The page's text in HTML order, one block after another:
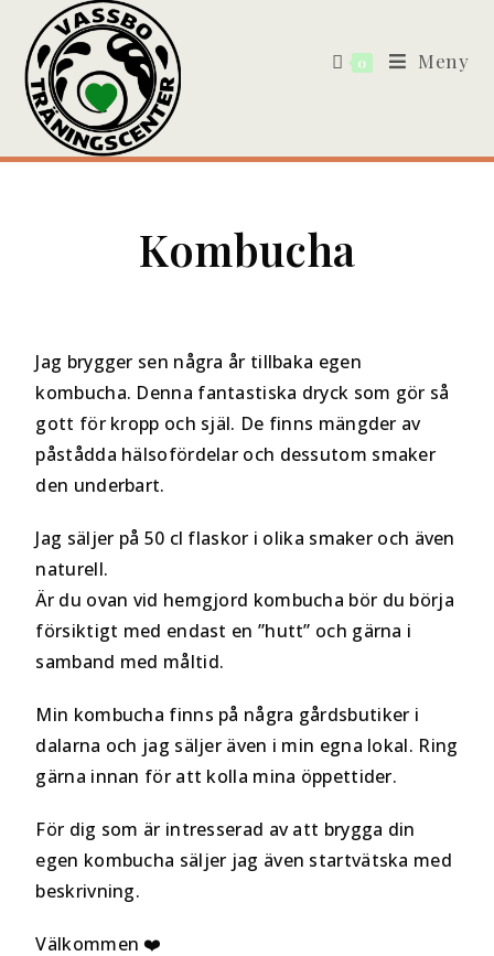
0 Meny
Kombucha
Jag brygger sen några år tillbaka egen
kombucha. Denna fantastiska dryck som gör så
gott för kropp och själ. De finns mängder av
påstådda hälsofördelar och dessutom smaker
den underbart.
Jag säljer på 50 cl flaskor i olika smaker och även
naturell.
Är du ovan vid hemgjord kombucha bör du börja
försiktigt med endast en ”hutt” och gärna i
samband med måltid.
Min kombucha finns på några gårdsbutiker i
dalarna och jag säljer även i min egna lokal. Ring
gärna innan för att kolla mina öppettider.
För dig som är intresserad av att brygga din
egen kombucha säljer jag även startvätska med
beskrivning.
Välkommen ❤️